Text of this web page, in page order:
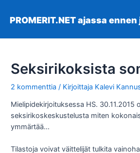
sisältöön
PROMERIT.NET ajassa
Seksirikoksista
2 kommenttia / Kirjoittaja Kalevi
Mielipidekirjoituksessa HS. 30.11.2015
seksirikoskeskustelusta miten
ymmärtää…
Tilastoja voivat väittelijät tulkita